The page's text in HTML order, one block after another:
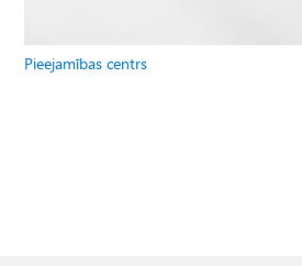
Pieejamības centrs